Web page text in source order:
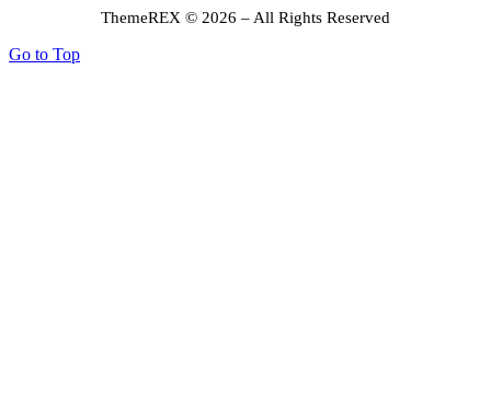
ThemeREX © 2026 – All Rights Reserved
Go to Top